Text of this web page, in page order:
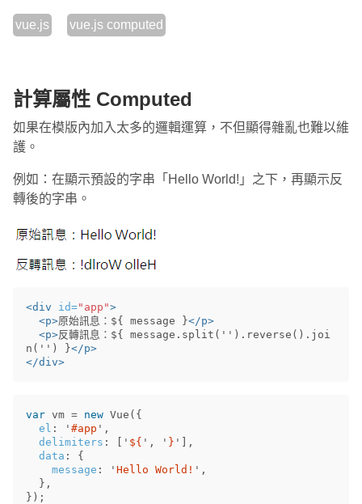
vue.js vue.js computed
計算屬性 Computed
如果在模版內加入太多的邏輯運算，不但顯得雜亂也難以維
護。
例如：在顯示預設的字串「Hello World!」之下，再顯示反
轉後的字串。
<div id="app">
<p>原始訊息：${ message }</p>
<p>反轉訊息：${ message.split('').reverse().joi
n('') }</p>
</div>
var vm = new Vue ({
el : ' #app ' ,
delimiters : ' ${ ' , ' } '
],
data :
{
message : ' Hello World! ' ,
},
});